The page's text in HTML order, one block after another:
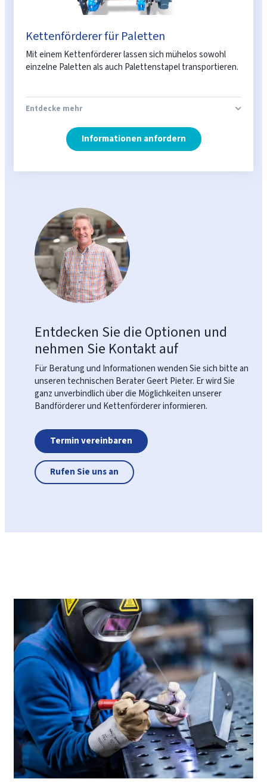
Kettenförderer für Paletten
Mit einem Kettenförderer lassen sich mühelos sowohl
einzelne Paletten als auch Palettenstapel transportieren.
Entdecke mehr
Informationen anfordern
Entdecken Sie die Optionen und
nehmen Sie Kontakt auf
Für Beratung und Informationen wenden Sie sich bitte an
unseren technischen Berater Geert Pieter. Er wird Sie
ganz unverbindlich über die Möglichkeiten unserer
Bandförderer und Kettenförderer informieren.
Termin vereinbaren
Rufen Sie uns an